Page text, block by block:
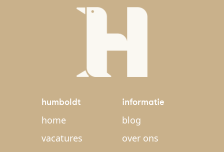
humboldt
home
vacatures
informatie
blog
over ons